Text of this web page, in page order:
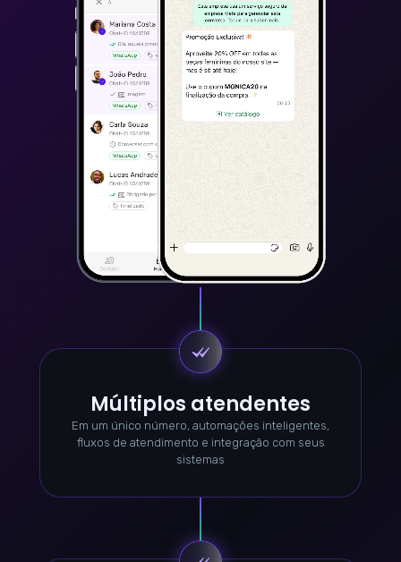
Múltiplos atendentes
Em um único número, automações inteligentes,
fluxos de atendimento e integração com seus
sistemas